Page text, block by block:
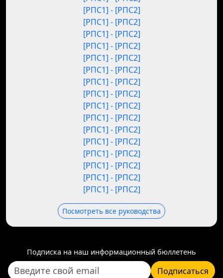
[РПС1] - [РПС2]
[РПС1] - [РПС2]
[РПС1] - [РПС2]
[РПС1] - [РПС2]
[РПС1] - [РПС2]
[РПС1] - [РПС2]
[РПС1] - [РПС2]
[РПС1] - [РПС2]
[РПС1] - [РПС2]
[РПС1] - [РПС2]
[РПС1] - [РПС2]
[РПС1] - [РПС2]
[РПС1] - [РПС2]
[РПС1] - [РПС2]
[РПС1] - [РПС2]
[РПС1] - [РПС2]
Посмотреть все руководства
Подписка на наш информационный бюллетень
Подписаться